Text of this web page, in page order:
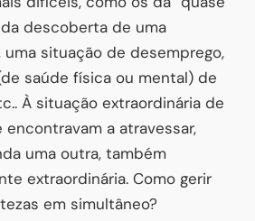
da descoberta de uma
uma situação de desemprego,
saúde física ou mental) de
À situação extraordinária de
a atravessar,
uma outra, também
extraordinária. Como gerir
em simultâneo?